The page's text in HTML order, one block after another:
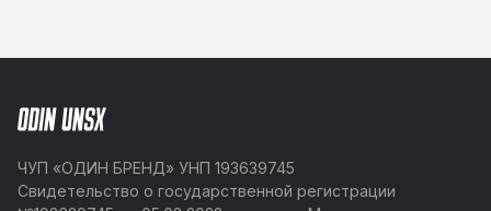
ЧУП «ОДИН БРЕНД» УНП 193639745
Свидетельство о государственной регистрации